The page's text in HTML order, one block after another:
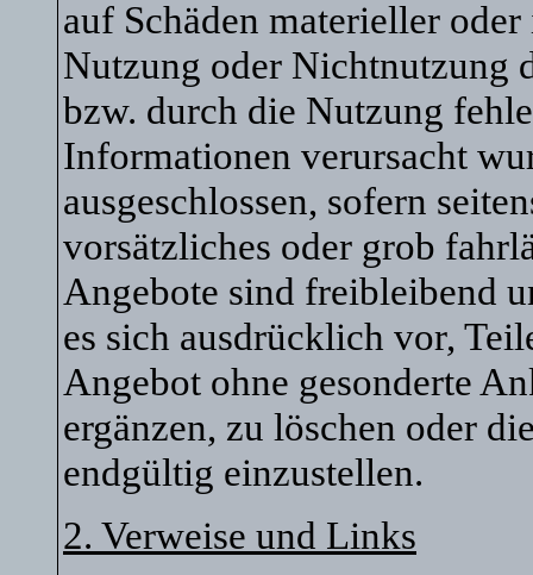
auf Schäden materieller
Nutzung oder Nichtnutzung
bzw. durch die Nutzung
Informationen verursacht
ausgeschlossen, sofern
vorsätzliches oder grob
Angebote sind freibleibend
es sich ausdrücklich vor,
Angebot ohne gesonderte
ergänzen, zu löschen oder
endgültig einzustellen.
2. Verweise und Links